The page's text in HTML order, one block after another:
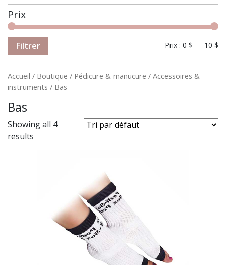
Prix
Filtrer Prix : 0 $ — 10 $
Accueil / Boutique / Pédicure & manucure / Accessoires &
instruments / Bas
Bas
Showing all 4
results